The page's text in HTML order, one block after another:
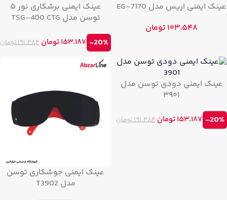
عینک ایمنی اریس مدل EG-7170
۱۰۳.۵۴۸ تومان
عینک ایمنی برشکاری نور ۵
توسن مدل TSG-400 CTG
۱۹۱.۴۸۴تومان ۱۵۳.۱۸۷تومان -20%
عینک ایمنی دودی توسن مدل
۳۹۰۱
۱۹۱.۴۸۴تومان ۱۵۳.۱۸۷تومان -20%
عینک ایمنی جوشکاری توسن
مدل T3902